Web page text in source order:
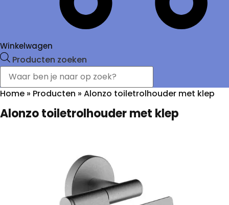
Winkelwagen
Producten zoeken
Home » Producten » Alonzo toiletrolhouder met klep
Alonzo toiletrolhouder met klep